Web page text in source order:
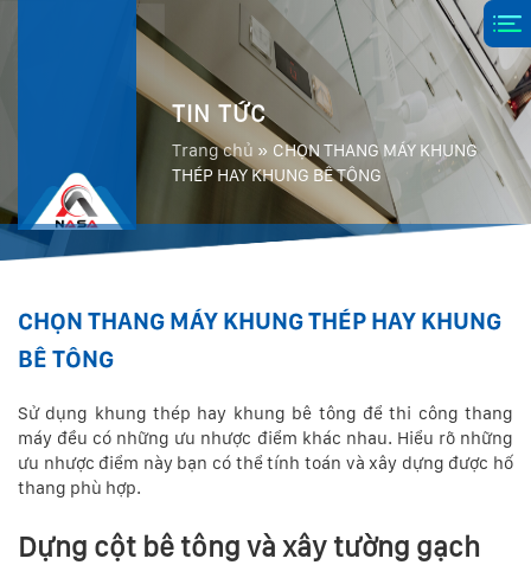
TIN TỨC
Trang chủ » CHỌN THANG MÁY KHUNG
THÉP HAY KHUNG BÊ TÔNG
CHỌN THANG MÁY KHUNG THÉP HAY KHUNG
BÊ TÔNG
Sử dụng khung thép hay khung bê tông để thi công thang
máy đều có những ưu nhược điểm khác nhau. Hiểu rõ những
ưu nhược điểm này bạn có thể tính toán và xây dựng được hố
thang phù hợp.
Dựng cột bê tông và xây tường gạch